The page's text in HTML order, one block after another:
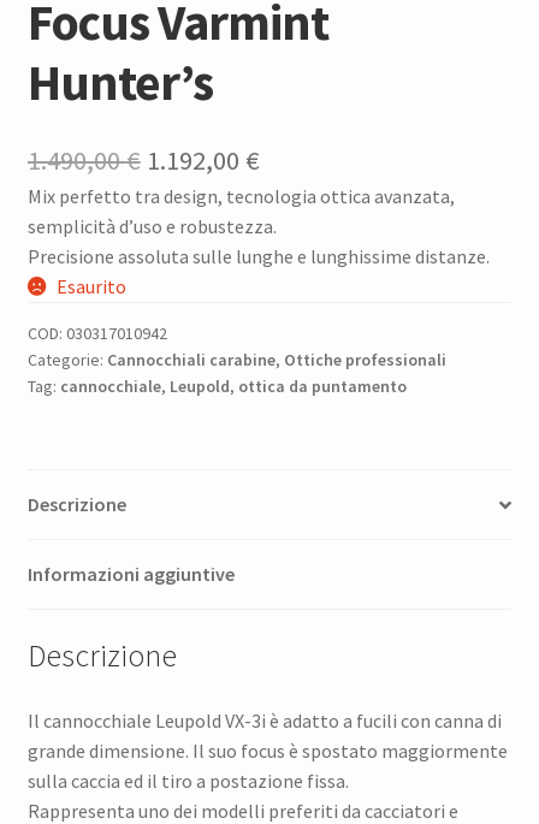
Focus Varmint
Hunter’s
1.490,00€ Il
prezzo
originale
1.490,00 €.
1.192,00 €Il
prezzo
attuale
Mix perfetto tra design, tecnologia ottica avanzata,
semplicità d’uso e robustezza.
Precisione assoluta sulle lunghe e lunghissime distanze.
Esaurito
COD: 030317010942
Categorie: Cannocchiali carabine, Ottiche professionali
Tag: cannocchiale, Leupold, ottica da puntamento
Descrizione
Informazioni aggiuntive
Descrizione
Il cannocchiale Leupold VX-3i è adatto a fucili con canna di
grande dimensione. Il suo focus è spostato maggiormente
sulla caccia ed il tiro a postazione fissa.
Rappresenta uno dei modelli preferiti da cacciatori e